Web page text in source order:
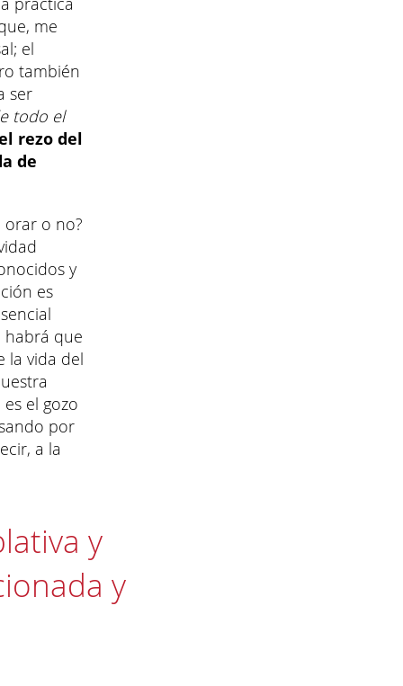
me
el
también
ser
todo el
rezo del
de
orar o no?
y
es
habrá que
la vida del
el gozo
por
a la
y
y